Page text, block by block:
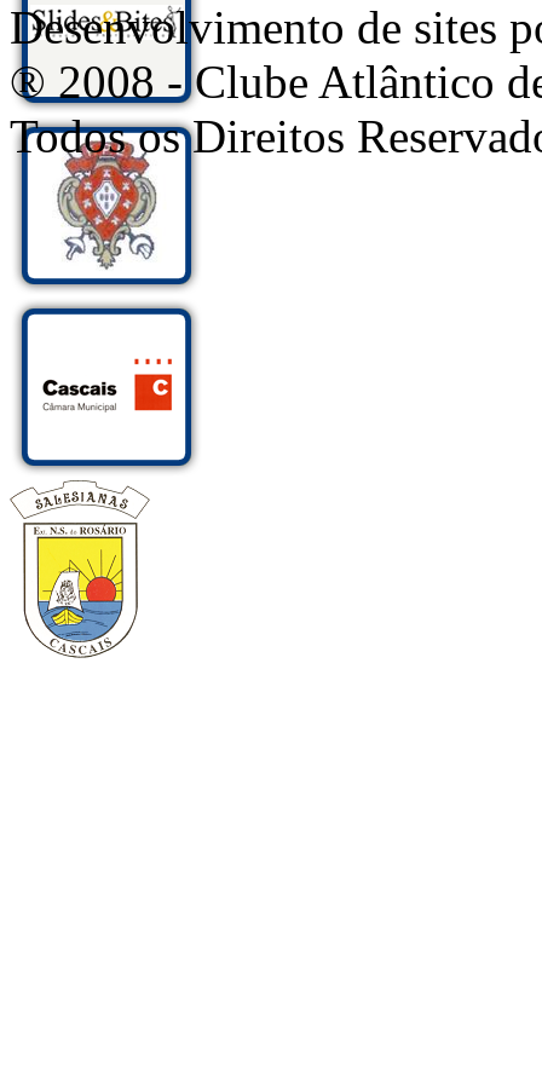
Desenvolvimento de sites
® 2008 - Clube Atlântico
Todos os Direitos